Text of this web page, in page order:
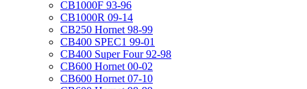
CB1000F 93-96
CB1000R 09-14
CB250 Hornet 98-99
CB400 SPEC1 99-01
CB400 Super Four 92-98
CB600 Hornet 00-02
CB600 Hornet 07-10